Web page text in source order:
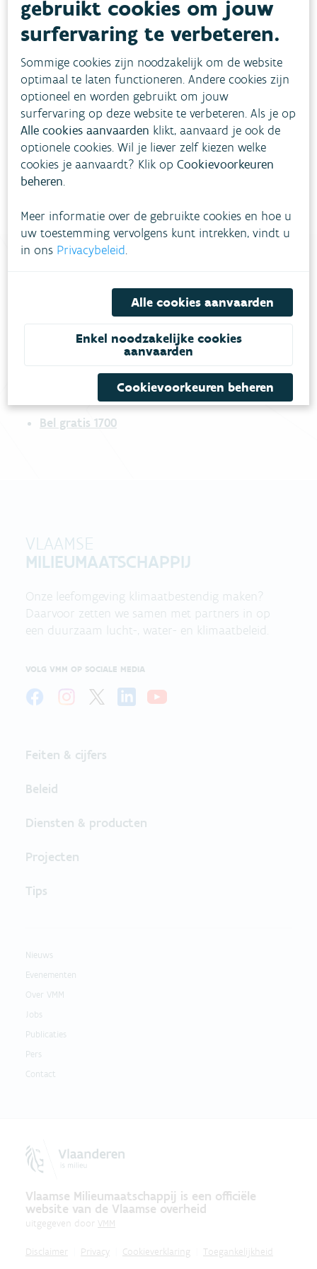
Doelstellingen
Toestand
Meer informatie
Heb je vragen?
Bekijk het overzicht van meestgestelde vragen
Niet gevonden wat je zocht? Vul ons
contactformulier in.
Bel gratis 1700
VLAAMSE
MILIEUMAATSCHAPPIJ
Onze leefomgeving klimaatbestendig maken?
Daarvoor zetten we samen met partners in op
een duurzaam lucht-, water- en klimaatbeleid.
VOLG VMM OP SOCIALE MEDIA
Feiten & cijfers
Beleid
Diensten & producten
Projecten
Tips
Nieuws
Evenementen
Over VMM
Jobs
Publicaties
Pers
Contact
Vlaamse Milieumaatschappij is een officiële
website van de Vlaamse overheid
uitgegeven door VMM
Disclaimer Privacy Cookieverklaring Toegankelijkheid
gebruikt cookies om jouw
surfervaring te verbeteren.
Sommige cookies zijn noodzakelijk om de website
optimaal te laten functioneren. Andere cookies zijn
optioneel en worden gebruikt om jouw
surfervaring op deze website te verbeteren. Als je op
Alle cookies aanvaarden klikt, aanvaard je ook de
optionele cookies. Wil je liever zelf kiezen welke
cookies je aanvaardt? Klik opCookievoorkeuren
beheren.
Meer informatie over de gebruikte cookies en hoe u
uw toestemming vervolgens kunt intrekken, vindt u
in ons Privacybeleid.
Alle cookies aanvaarden
Enkel noodzakelijke cookies
aanvaarden
Cookievoorkeuren beheren